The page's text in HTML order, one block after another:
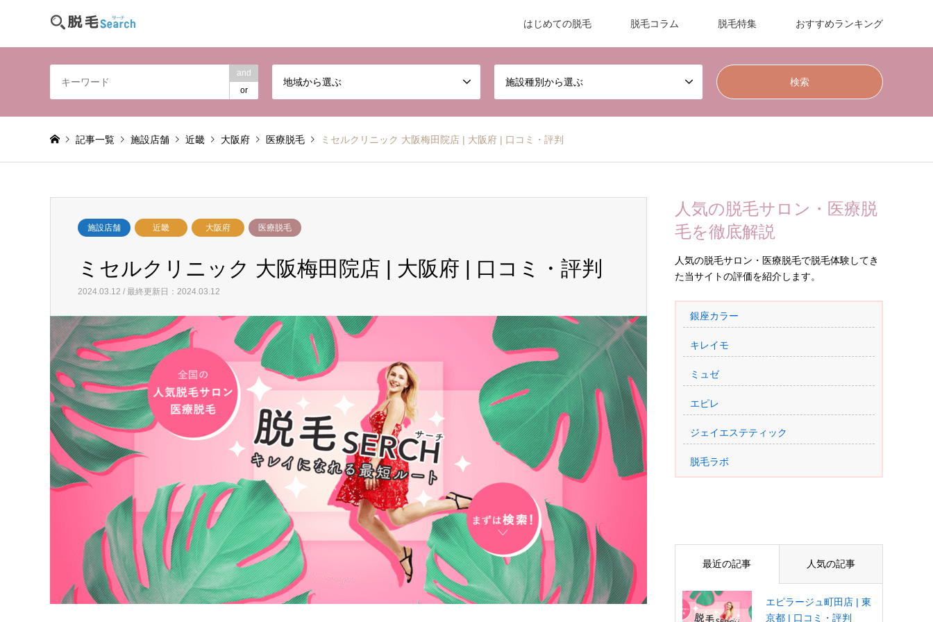
はじめての脱毛 脱毛コラム 脱毛特集 おすすめランキング
and
or
地域から選ぶ 施設種別から選ぶ
記事一覧 施設店舗 近畿 大阪府 医療脱毛 ミセルクリニック 大阪梅田院店 | 大阪府 | 口コミ・評判
施設店舗 近畿 大阪府 医療脱毛
ミセルクリニック 大阪梅田院店 | 大阪府 | 口コミ・評判
2024.03.12 / 最終更新日：2024.03.12
人気の脱毛サロン・医療脱
毛を徹底解説
人気の脱毛サロン・医療脱毛で脱毛体験してき
た当サイトの評価を紹介します。
銀座カラー
キレイモ
ミュゼ
エピレ
ジェイエステティック
脱毛ラボ
最近の記事 人気の記事
エピラージュ町田店 | 東
京都 | 口コミ・評判